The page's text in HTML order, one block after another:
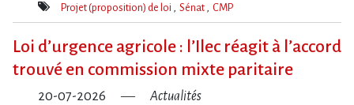
Mot(s)-
Projet (proposition) de loi Sénat CMP
Loi d​‌’urgence agricole : l​‌’Ilec réagit à l​‌’accord
trouvé en commission mixte paritaire
20-07-2026 Actualités